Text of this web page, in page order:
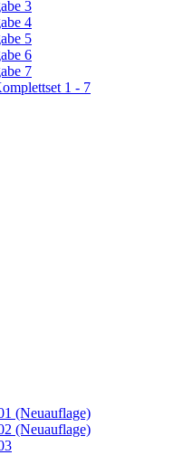
3
4
5
6
7
1 - 7
(Neuauflage)
(Neuauflage)